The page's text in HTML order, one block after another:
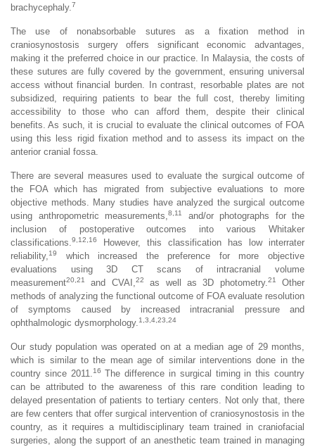
brachycephaly. 7
The use of nonabsorbable sutures as a fixation method in
craniosynostosis surgery offers significant economic advantages,
making it the preferred choice in our practice. In Malaysia, the costs of
these sutures are fully covered by the government, ensuring universal
access without financial burden. In contrast, resorbable plates are not
subsidized, requiring patients to bear the full cost, thereby limiting
accessibility to those who can afford them, despite their clinical
benefits. As such, it is crucial to evaluate the clinical outcomes of FOA
using this less rigid fixation method and to assess its impact on the
anterior cranial fossa.
There are several measures used to evaluate the surgical outcome of
the FOA which has migrated from subjective evaluations to more
objective methods. Many studies have analyzed the surgical outcome
using anthropometric measurements, 8,11
and/or photographs for the
inclusion of postoperative outcomes into various Whitaker
classifications. 9,12,16
However, this classification has low interrater
reliability, 19
which increased the preference for more objective
evaluations using 3D CT scans of intracranial volume
measurement20,21 and CVAI, 22 as well as 3D photometry. 21
Other
methods of analyzing the functional outcome of FOA evaluate resolution
of symptoms caused by increased intracranial pressure and
ophthalmologic dysmorphology. 1,3,4,23,24
Our study population was operated on at a median age of 29 months,
which is similar to the mean age of similar interventions done in the
country since 2011.
16 The difference in surgical timing in this country
can be attributed to the awareness of this rare condition leading to
delayed presentation of patients to tertiary centers. Not only that, there
are few centers that offer surgical intervention of craniosynostosis in the
country, as it requires a multidisciplinary team trained in craniofacial
surgeries, along the support of an anesthetic team trained in managing